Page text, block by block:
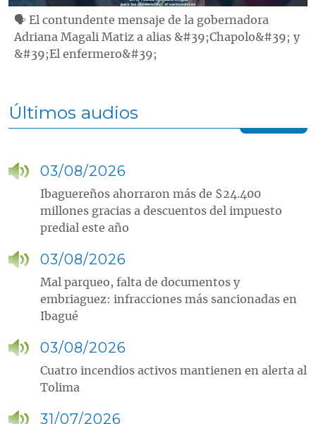
🗣️ El contundente mensaje de la gobernadora
Adriana Magali Matiz a alias &#39;Chapolo&#39; y
&#39;El enfermero&#39;
Últimos audios
03/08/2026
Ibaguereños ahorraron más de $24.400
millones gracias a descuentos del impuesto
predial este año
03/08/2026
Mal parqueo, falta de documentos y
embriaguez: infracciones más sancionadas en
Ibagué
03/08/2026
Cuatro incendios activos mantienen en alerta al
Tolima
31/07/2026